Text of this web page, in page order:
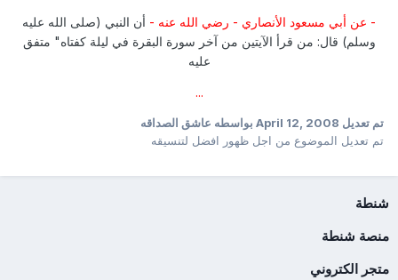
- عن أبي مسعود الأنصاري - رضي الله عنه - أن النبي (صلى الله عليه
وسلم) قال: من قرأ الآيتين من آخر سورة البقرة في ليلة كفتاه" متفق
عليه
...
تم تعديلApril 12, 2008بواسطه عاشق الصداقه
تم تعديل الموضوع من اجل ظهور افضل لتنسيقه
شنطة
منصة شنطة
متجر الكتروني